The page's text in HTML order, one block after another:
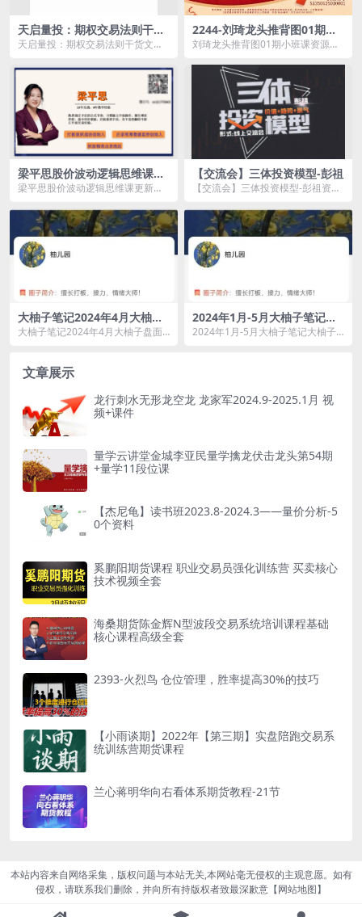
天启量投：期权交易法则干货
文档
天启量投：期权交易法则干货文档
2244-刘琦龙头推背图01期小
班课
刘琦龙头推背图01期小班课资源简
梁平思股价波动逻辑思维课更
新版
梁平思股价波动逻辑思维课更新版
【交流会】三体投资模型-彭祖
【交流会】三体投资模型-彭祖资源
大柚子笔记2024年4月大柚子
盘面深度学柚儿园专属解读
大柚子笔记2024年4月大柚子盘面
2024年1月-5月大柚子笔记大
柚子 直播视频课程
2024年1月-5月大柚子笔记大柚子
文章展示
龙行刺水无形龙空龙 龙家军2024.9-2025.1月 视
频+课件
量学云讲堂金城李亚民量学擒龙伏击龙头第54期
+量学11段位课
【杰尼龟】读书班2023.8-2024.3——量价分析-5
0个资料
奚鹏阳期货课程 职业交易员强化训练营 买卖核心
技术视频全套
海桑期货陈金辉N型波段交易系统培训课程基础
核心课程高级全套
2393-火烈鸟 仓位管理，胜率提高30%的技巧
【小雨谈期】2022年【第三期】实盘陪跑交易系
统训练营期货课程
兰心蒋明华向右看体系期货教程-21节
本站内容来自网络采集，版权问题与本站无关,本网站毫无侵权的主观意愿。如有
侵权，请联系我们删除，并向所有持版权者致最深歉意【网站地图】